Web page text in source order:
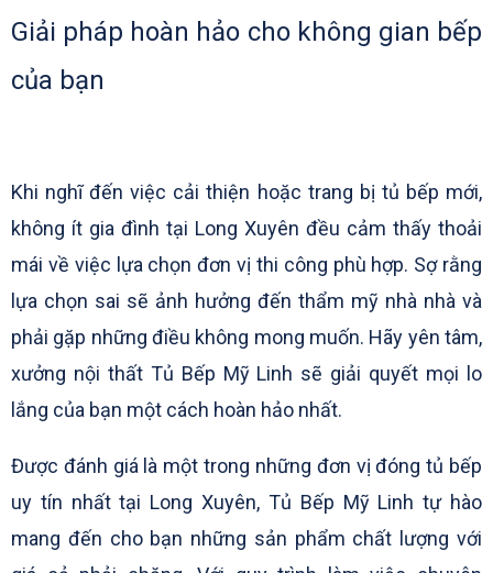
Giải pháp hoàn hảo cho không gian bếp
của bạn
Khi nghĩ đến việc cải thiện hoặc trang bị tủ bếp mới,
không ít gia đình tại Long Xuyên đều cảm thấy thoải
mái về việc lựa chọn đơn vị thi công phù hợp. Sợ rằng
lựa chọn sai sẽ ảnh hưởng đến thẩm mỹ nhà nhà và
phải gặp những điều không mong muốn. Hãy yên tâm,
xưởng nội thất Tủ Bếp Mỹ Linh sẽ giải quyết mọi lo
lắng của bạn một cách hoàn hảo nhất.
Được đánh giá là một trong những đơn vị đóng tủ bếp
uy tín nhất tại Long Xuyên, Tủ Bếp Mỹ Linh tự hào
mang đến cho bạn những sản phẩm chất lượng với